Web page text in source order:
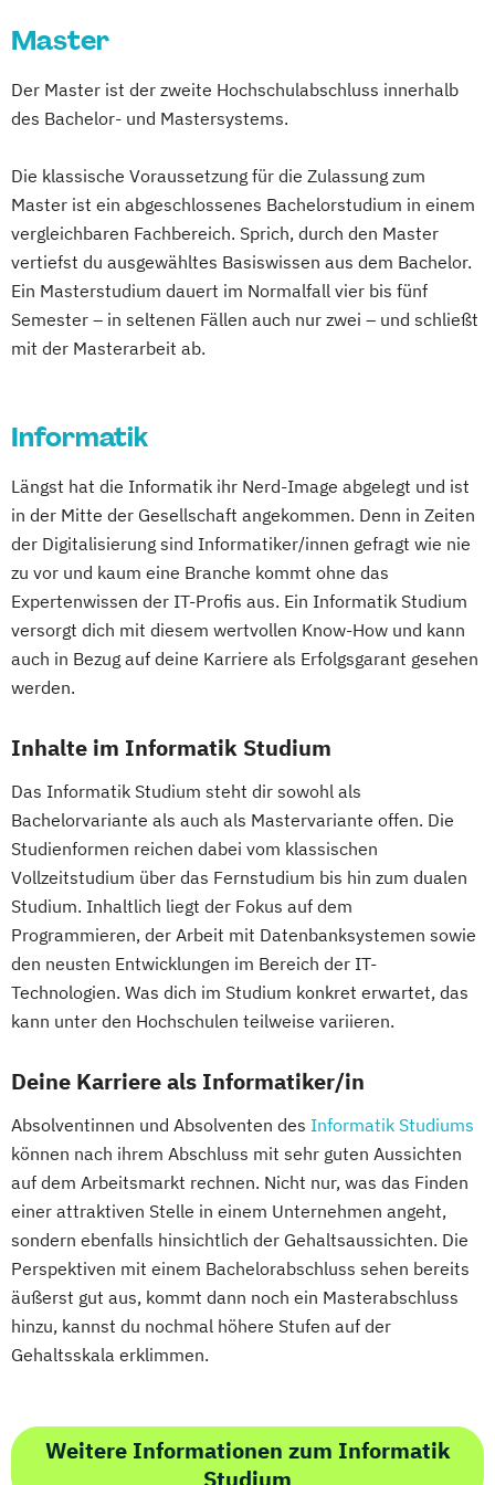
Master
Der Master ist der zweite Hochschulabschluss innerhalb
des Bachelor- und Mastersystems.
Die klassische Voraussetzung für die Zulassung zum
Master ist ein abgeschlossenes Bachelorstudium in einem
vergleichbaren Fachbereich. Sprich, durch den Master
vertiefst du ausgewähltes Basiswissen aus dem Bachelor.
Ein Masterstudium dauert im Normalfall vier bis fünf
Semester – in seltenen Fällen auch nur zwei – und schließt
mit der Masterarbeit ab.
Informatik
Längst hat die Informatik ihr Nerd-Image abgelegt und ist
in der Mitte der Gesellschaft angekommen. Denn in Zeiten
der Digitalisierung sind Informatiker/innen gefragt wie nie
zu vor und kaum eine Branche kommt ohne das
Expertenwissen der IT-Profis aus. Ein Informatik Studium
versorgt dich mit diesem wertvollen Know-How und kann
auch in Bezug auf deine Karriere als Erfolgsgarant gesehen
werden.
Inhalte im Informatik Studium
Das Informatik Studium steht dir sowohl als
Bachelorvariante als auch als Mastervariante offen. Die
Studienformen reichen dabei vom klassischen
Vollzeitstudium über das Fernstudium bis hin zum dualen
Studium. Inhaltlich liegt der Fokus auf dem
Programmieren, der Arbeit mit Datenbanksystemen sowie
den neusten Entwicklungen im Bereich der IT-
Technologien. Was dich im Studium konkret erwartet, das
kann unter den Hochschulen teilweise variieren.
Deine Karriere als Informatiker/in
Absolventinnen und Absolventen des Informatik Studiums
können nach ihrem Abschluss mit sehr guten Aussichten
auf dem Arbeitsmarkt rechnen. Nicht nur, was das Finden
einer attraktiven Stelle in einem Unternehmen angeht,
sondern ebenfalls hinsichtlich der Gehaltsaussichten. Die
Perspektiven mit einem Bachelorabschluss sehen bereits
äußerst gut aus, kommt dann noch ein Masterabschluss
hinzu, kannst du nochmal höhere Stufen auf der
Gehaltsskala erklimmen.
Weitere Informationen zum Informatik
Studium